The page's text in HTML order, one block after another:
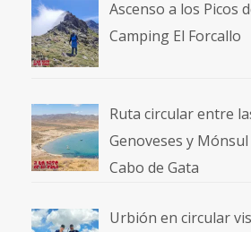
Ascenso a los Picos
Camping El Forcallo
Ruta circular entre
Genoveses y
Cabo de Gata
Urbión en circular